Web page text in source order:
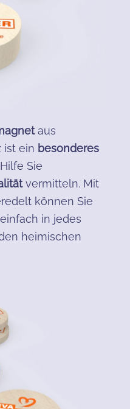
aus
ist ein besonderes
Sie
vermitteln. Mit
können Sie
in jedes
heimischen